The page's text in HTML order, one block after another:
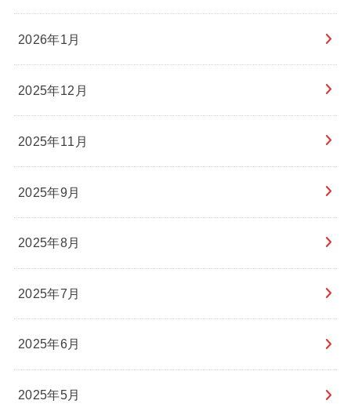
2026年1月
2025年12月
2025年11月
2025年9月
2025年8月
2025年7月
2025年6月
2025年5月